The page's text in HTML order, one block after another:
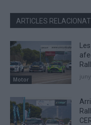
ARTICLES
Motor